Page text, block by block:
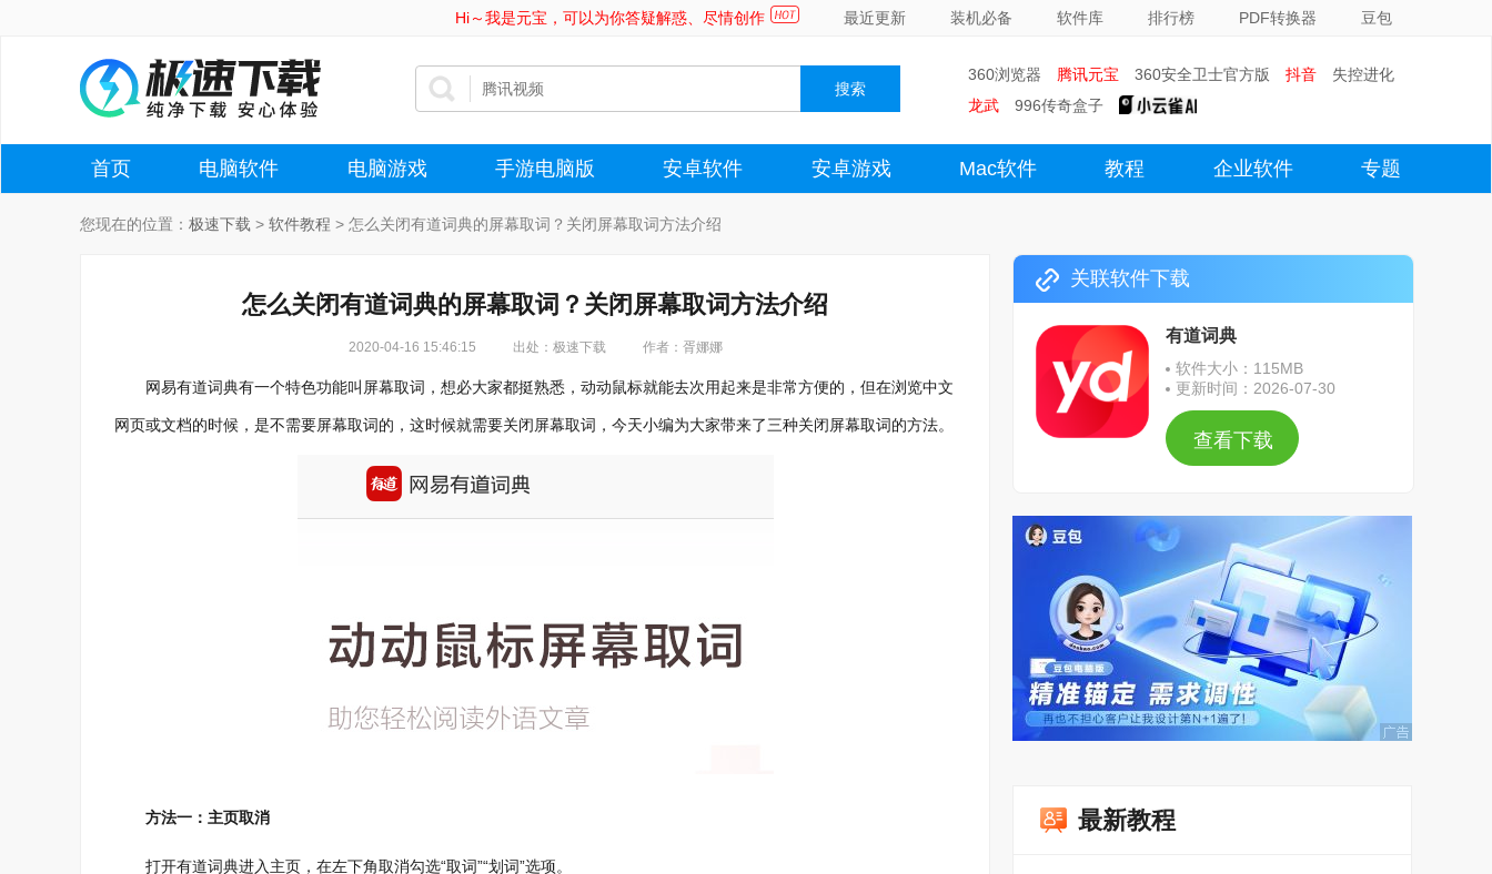
Hi～我是元宝，可以为你答疑解惑、尽情创作 最近更新 装机必备 软件库 排行榜 PDF转换器 豆包
360浏览器 腾讯元宝 360安全卫士官方版 抖音
失控进化
龙武
996传奇盒子
首页 电脑软件 电脑游戏 手游电脑版 安卓软件 安卓游戏 Mac软件 教程 企业软件 专题
您现在的位置： 极速下载 > 软件教程 > 怎么关闭有道词典的屏幕取词？关闭屏幕取词方法介绍
怎么关闭有道词典的屏幕取词？关闭屏幕取词方法介绍
2020-04-16 15:46:15 出处：极速下载 作者：胥娜娜
网易有道词典有一个特色功能叫屏幕取词，想必大家都挺熟悉，动动鼠标就能去次用起来是非常方便的，但在浏览中文
网页或文档的时候，是不需要屏幕取词的，这时候就需要关闭屏幕取词，今天小编为大家带来了三种关闭屏幕取词的方法。
方法一：主页取消
打开有道词典进入主页，在左下角取消勾选“取词”“划词”选项。
关联软件下载
有道词典
软件大小：115MB
更新时间：2026-07-30
查看下载
最新教程